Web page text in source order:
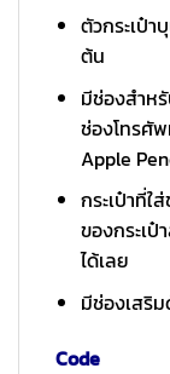
ตัวกระเป๋
ต้น
มีช่องสำห
ช่องโทรศั
Apple
กระเป๋าที่ใ
ของกระเ
ได้เลย
มีช่องเสริ
Code